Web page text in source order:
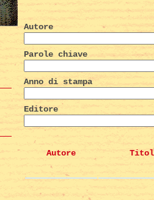
Autore
Parole chiave
Anno di stampa
Editore
Autore